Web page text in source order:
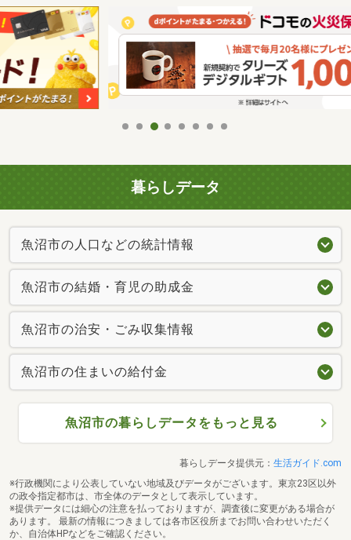
暮らしデータ
魚沼市の人口などの統計情報
魚沼市の結婚・育児の助成金
魚沼市の治安・ごみ収集情報
魚沼市の住まいの給付金
魚沼市の暮らしデータをもっと見る
暮らしデータ提供元： 生活ガイド.com
※行政機関により公表していない地域及びデータがございます。東京23区以外
の政令指定都市は、市全体のデータとして表示しています。
※提供データには細心の注意を払っておりますが、調査後に変更がある場合が
あります。 最新の情報につきましては各市区役所までお問い合わせいただく
か、自治体HPなどをご確認ください。